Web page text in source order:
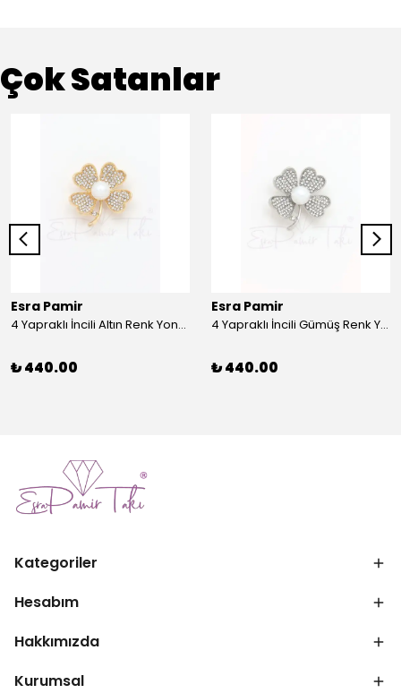
Çok Satanlar
Esra Pamir
4 Yapraklı İncili Altın Renk Yonca Broş
₺ 440.00
Esra Pamir
4 Yapraklı İncili Gümüş Renk Yonca Broş
₺ 440.00
Kategoriler
Hesabım
Hakkımızda
Kurumsal